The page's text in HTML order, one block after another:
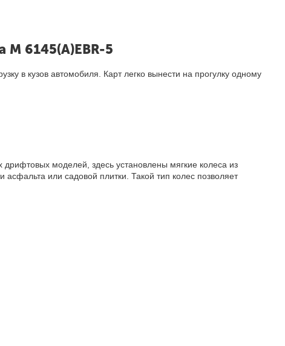
M 6145(A)EBR-5
в кузов автомобиля. Карт легко вынести на прогулку одному
моделей, здесь установлены мягкие колеса из
или садовой плитки. Такой тип колес позволяет